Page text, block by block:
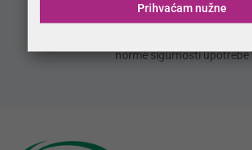
OEKO-TEX®
norme sigurnosti upotrebe
Prihvaćam nužne